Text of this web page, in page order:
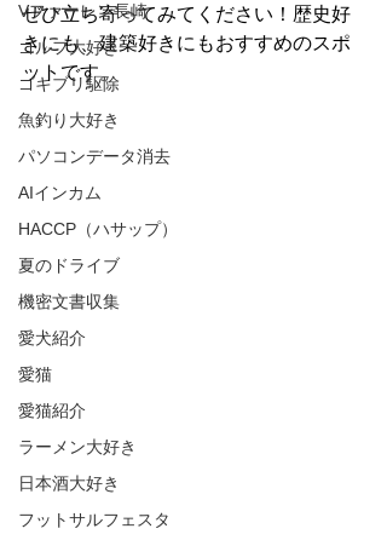
Vファーレン長崎
ゴルフ大好き
ゴキブリ駆除
魚釣り大好き
パソコンデータ消去
AIインカム
HACCP（ハサップ）
夏のドライブ
機密文書収集
愛犬紹介
愛猫
愛猫紹介
ラーメン大好き
日本酒大好き
フットサルフェスタ
ぜひ立ち寄ってみてください！歴史好
きにも、建築好きにもおすすめのスポ
ットです。